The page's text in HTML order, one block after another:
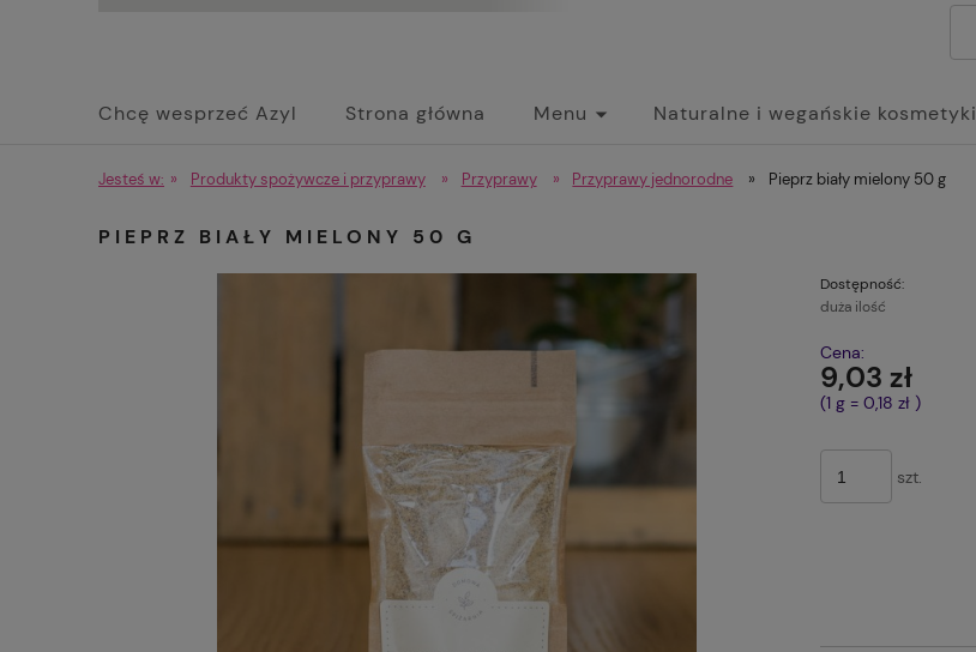
Chcę wesprzeć Azyl Strona główna Menu Naturalne i wegańskie kosmetyki
Produkty spożywcze i przyprawy
Jesteś w: » Produkty spożywcze i przyprawy » Przyprawy » Przyprawy jednorodne » Pieprz biały mielony 50 g
PIEPRZ BIAŁY MIELONY 50 G
Dostępność:
duża ilość
Cena:
9,03 zł
(1g =0,18 zł )
szt.